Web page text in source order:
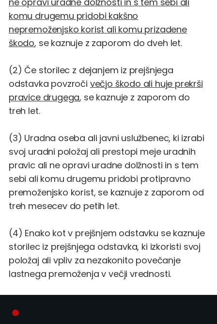
komu drugemu pridobi kakšno
nepremoženjsko korist ali komu prizadene
škodo, se kaznuje z zaporom do dveh let.
(2) Če storilec z dejanjem iz prejšnjega
odstavka povzroči večjo škodo ali huje prekrši
pravice drugega, se kaznuje z zaporom do
treh let.
(3) Uradna oseba ali javni uslužbenec, ki izrabi
svoj uradni položaj ali prestopi meje uradnih
pravic ali ne opravi uradne dolžnosti in s tem
sebi ali komu drugemu pridobi protipravno
premoženjsko korist, se kaznuje z zaporom od
treh mesecev do petih let.
(4) Enako kot v prejšnjem odstavku se kaznuje
storilec iz prejšnjega odstavka, ki izkoristi svoj
položaj ali vpliv za nezakonito povečanje
lastnega premoženja v večji vrednosti.
četrtega odstavka pridobil sebi ali komu